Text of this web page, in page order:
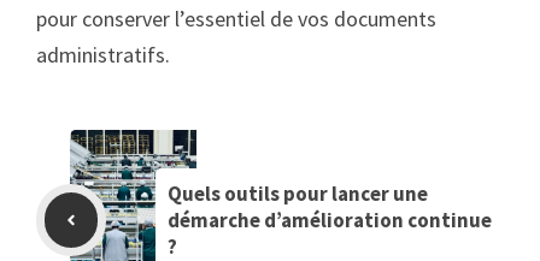
pour conserver l’essentiel de vos documents
administratifs.
Quels outils pour lancer une
démarche d’amélioration continue
?